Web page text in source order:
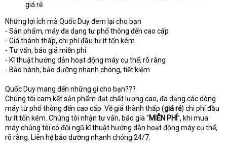
giá rẻ
Những lợi ích mà Quốc Duy đem lại cho bạn
- Sản phẩm, máy đa dạng tư phổ thông đến cao cấp
- Giá thành thấp, chi phí đầu tư ít tốn kém
- Tư vấn, báo giá miễn phí
- Kĩ thuật hướng dẫn hoạt động máy cụ thể, rõ ràng
- Bảo hành, bảo dưỡng nhanh chóng, tiết kiệm
Quốc Duy mang đến những gì cho bạn???
Chúng tôi cam kết sản phẩm đạt chất lương cao, đa dạng các dòng
máy từ phổ thông đến cao cấp. Về giá thành thấp (giá rẻ) chi phí đầu
tư ít tốn kém. Chúng tôi nhận tư vấn, báo gía “MIỄN PHÍ ”, khi mua
máy chúng tôi có đội ngũ kĩ thuật hướng dẫn hoạt động máy cụ thể,
rõ ràng. Liên hệ bảo dưỡng nhanh chóng 24/7.